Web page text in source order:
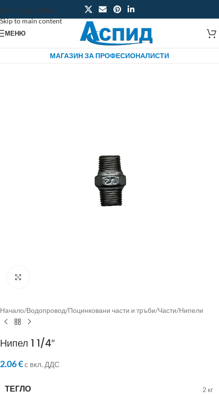
Skip to navigation
Skip to main content
МЕНЮ
МАГАЗИН ЗА ПРОФЕСИОНАЛИСТИ
Начало/Водопровод/Поцинковани части и тръби/Части/Нипели
Нипел 1 1/4″
2.06€с вкл. ДДС
ТЕГЛО 2 кг